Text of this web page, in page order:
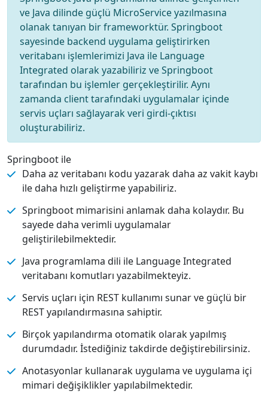
ve Java dilinde güçlü MicroService yazılmasına
olanak tanıyan bir frameworktür. Springboot
sayesinde backend uygulama geliştirirken
veritabanı işlemlerimizi Java ile Language
Integrated olarak yazabiliriz ve Springboot
tarafından bu işlemler gerçekleştirilir. Aynı
zamanda client tarafındaki uygulamalar içinde
servis uçları sağlayarak veri girdi-çıktısı
oluşturabiliriz.
Springboot ile
Daha az veritabanı kodu yazarak daha az vakit kaybı
ile daha hızlı geliştirme yapabiliriz.
Springboot mimarisini anlamak daha kolaydır. Bu
sayede daha verimli uygulamalar
geliştirilebilmektedir.
Java programlama dili ile Language Integrated
veritabanı komutları yazabilmekteyiz.
Servis uçları için REST kullanımı sunar ve güçlü bir
REST yapılandırmasına sahiptir.
Birçok yapılandırma otomatik olarak yapılmış
durumdadır. İstediğiniz takdirde değiştirebilirsiniz.
Anotasyonlar kullanarak uygulama ve uygulama içi
mimari değişiklikler yapılabilmektedir.